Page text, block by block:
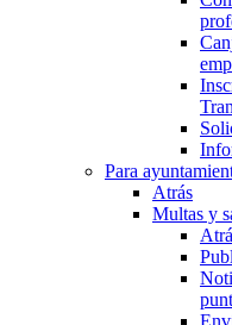
Para
Atrás
Multas y